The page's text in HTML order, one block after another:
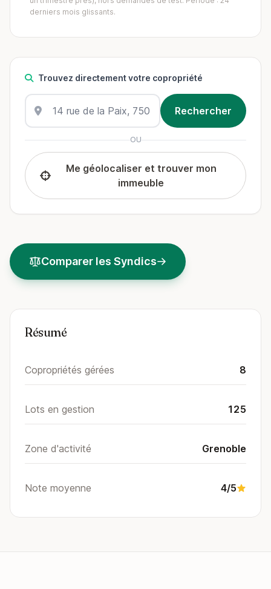
derniers mois glissants.
Trouvez directement votre copropriété
OU
Me géolocaliser et trouver mon
immeuble
Comparer les Syndics
Résumé
Copropriétés gérées 8
Lots en gestion 125
Zone d'activité Grenoble
Note moyenne 4/5